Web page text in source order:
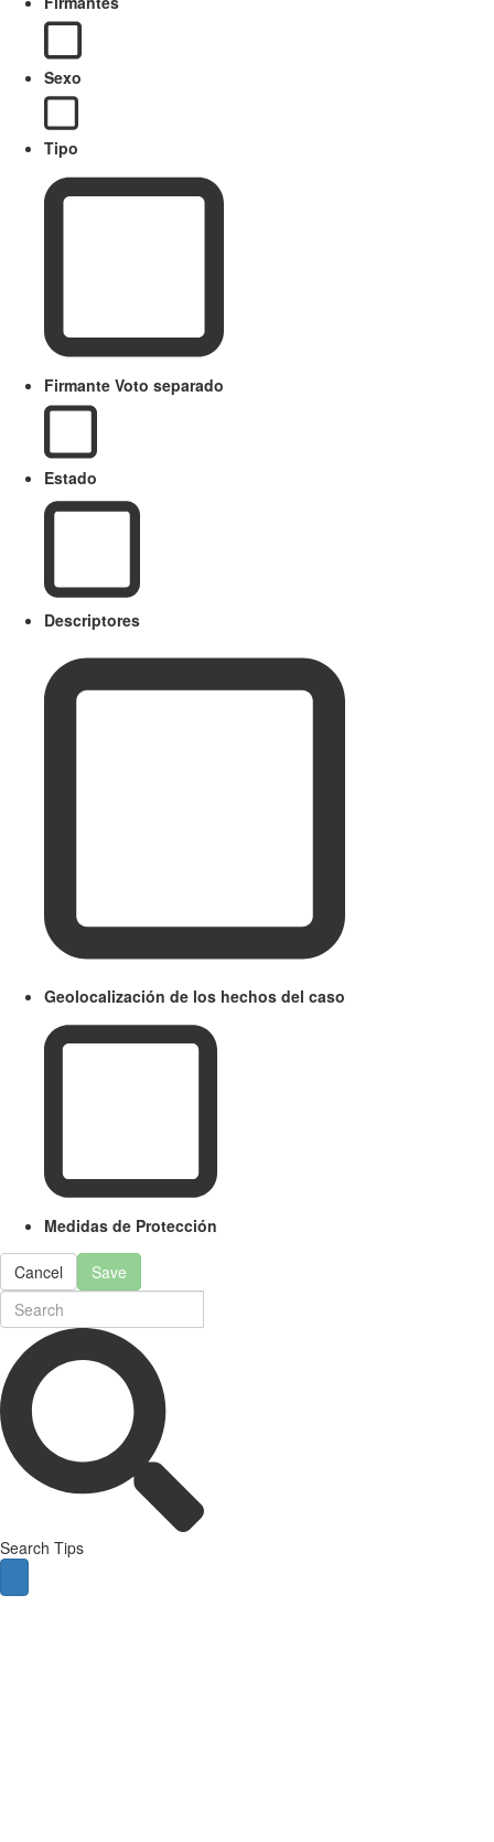
Sexo
Tipo
Firmante Voto separado
Estado
Descriptores
Geolocalización de los hechos del caso
Medidas de Protección
Cancel Save
Search Tips